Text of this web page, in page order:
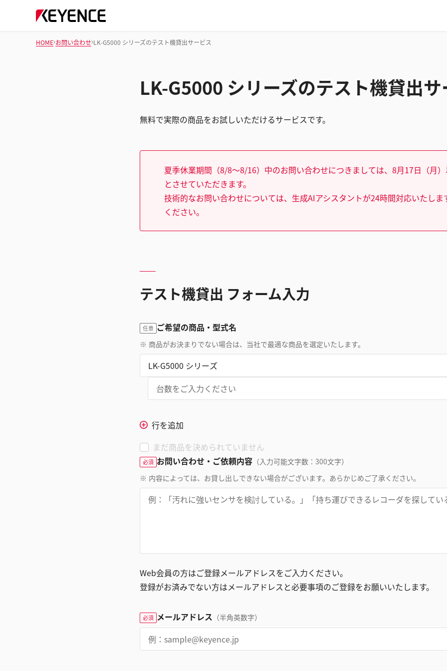
HOME お問い合わせ LK-G5000 シリーズのテスト機貸出サービス
LK-G5000 シリーズのテスト機貸出
無料で実際の商品をお試しいただけるサービスです。
夏季休業期間（8/8～8/16）中のお問い合わせにつきましては、8月17日（月
とさせていただきます。
技術的なお問い合わせについては、生成AIアシスタントが24時間対応いたしま
ください。
テスト機貸出 フォーム入力
任意 ご希望の商品・型式名
※ 商品がお決まりでない場合は、当社で最適な商品を選定いたします。
行を追加
まだ商品を決められていません
必須 お問い合わせ・ご依頼内容 （入力可能文字数：300文字）
※ 内容によっては、お貸し出しできない場合がございます。あらかじめご了承ください。
Web会員の方はご登録メールアドレスをご入力ください。
登録がお済みでない方はメールアドレスと必要事項のご登録をお願いいたします。
必須 メールアドレス （半角英数字）